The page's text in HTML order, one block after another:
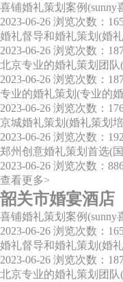
喜铺婚礼策划案例(sunny
2023-06-26 浏览次数：
婚礼督导和婚礼策划(婚
2023-06-26 浏览次数：
北京专业的婚礼策划团
2023-06-26 浏览次数：
专业的婚礼策划(专业的
2023-06-26 浏览次数：
京城婚礼策划(婚礼策划
2023-06-26 浏览次数：
郑州创意婚礼策划首选(
2023-06-26 浏览次数：
查看更多>
韶关市婚宴酒店
喜铺婚礼策划案例(sunny
2023-06-26 浏览次数：
婚礼督导和婚礼策划(婚
2023-06-26 浏览次数：
北京专业的婚礼策划团